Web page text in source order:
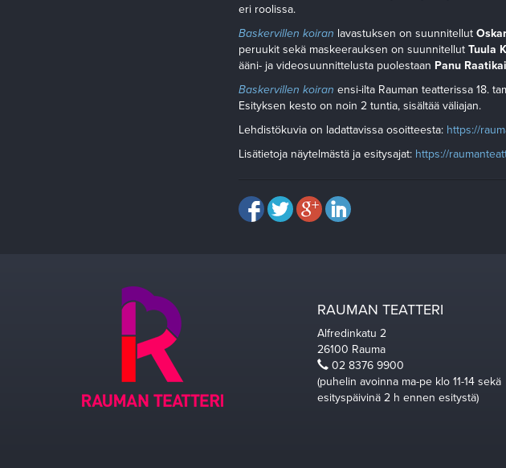
eri roolissa.
Baskervillen koiran lavastuksen on suunnitellut
peruukit sekä maskeerauksen on suunnitellut Tuula
ääni- ja videosuunnittelusta puolestaan Panu
Baskervillen koiran ensi-ilta Rauman teatterissa 18.
Esityksen kesto on noin 2 tuntia, sisältää väliajan.
Lehdistökuvia on ladattavissa osoitteesta: https://
Lisätietoja näytelmästä ja esitysajat: https://
RAUMAN TEATTERI
Alfredinkatu 2
26100 Rauma
02 8376 9900
(puhelin avoinna ma-pe klo 11-14 sekä
esityspäivinä 2 h ennen esitystä)